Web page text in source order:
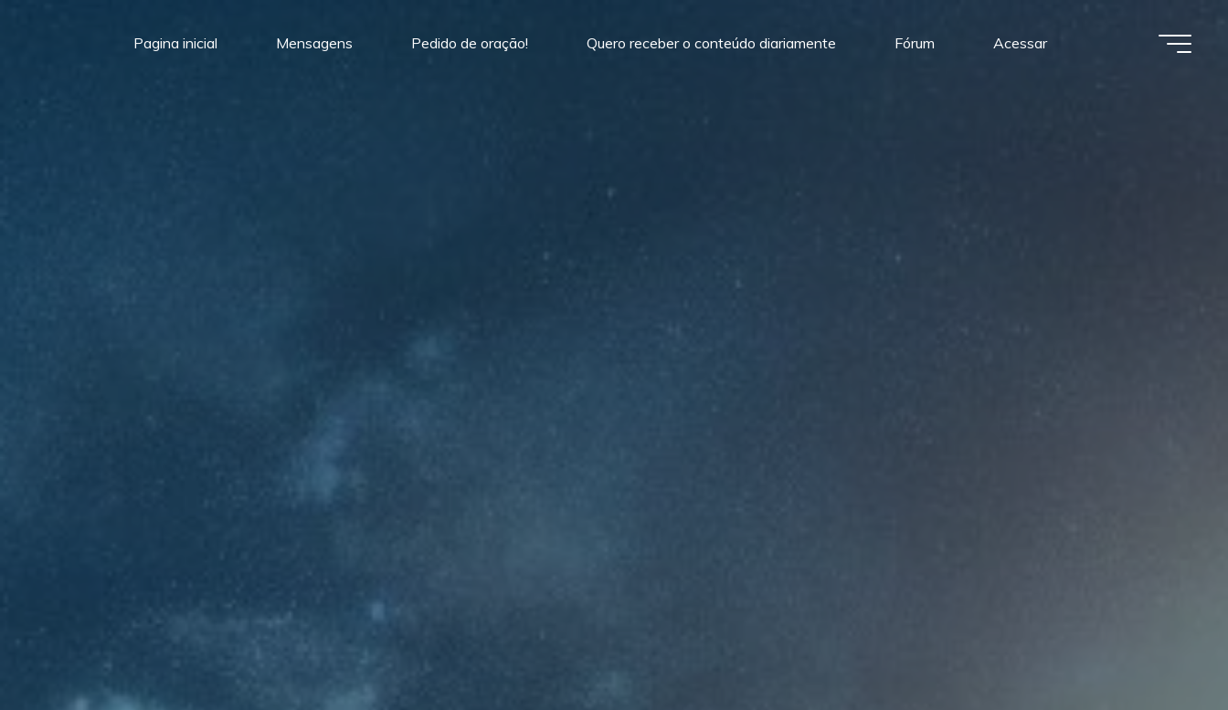
Pagina inicial Mensagens Pedido de oração! Quero receber o conteúdo diariamente Fórum Acessar